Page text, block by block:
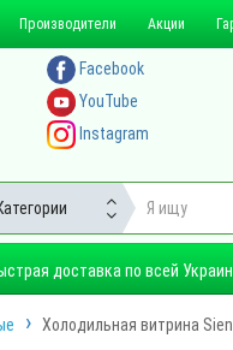
Производители Акции
Facebook
YouTube
Instagram
доставка по всей
Холодильная витрина